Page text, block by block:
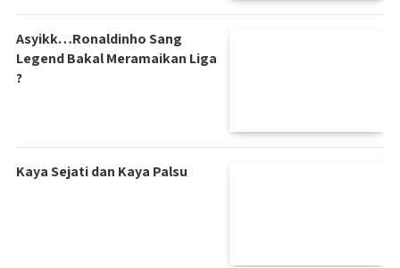
Asyikk…Ronaldinho Sang
Legend Bakal Meramaikan Liga
?
Kaya Sejati dan Kaya Palsu